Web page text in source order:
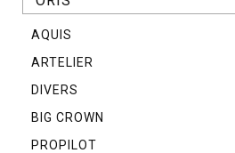
AQUIS
ARTELIER
DIVERS
BIG CROWN
PROPILOT